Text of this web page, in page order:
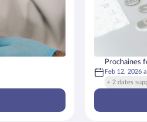
Prochaines
Feb 12, 2026
+ 2 dates